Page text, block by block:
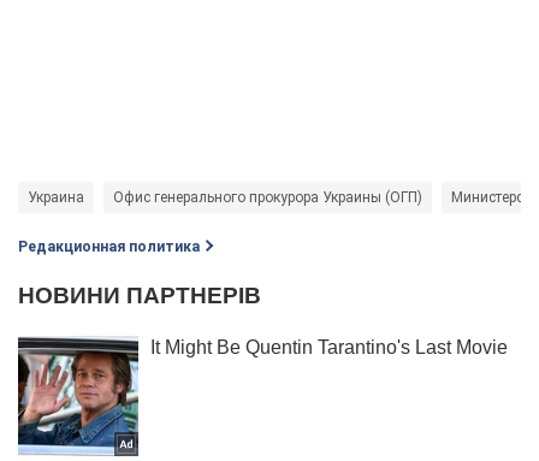
Украина Офис генерального прокурора Украины (ОГП)
Редакционная политика